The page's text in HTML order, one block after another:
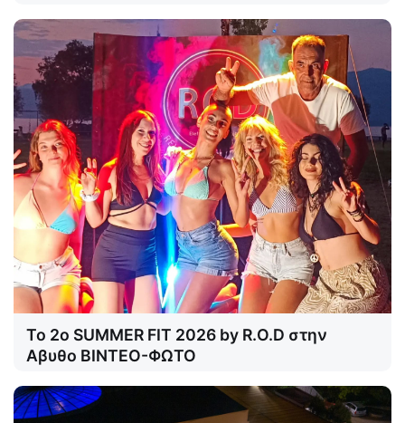
Το 2o SUMMER FIT 2026 by R.O.D στην
Αβυθο ΒΙΝΤΕΟ-ΦΩΤΟ